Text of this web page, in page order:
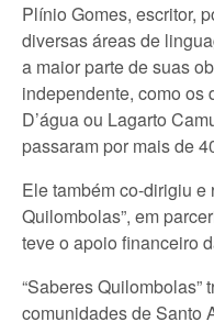
Plínio Gomes, escritor,
diversas áreas de
a maior parte de suas
independente, como os
D’água ou Lagarto
passaram por mais de
Ele também co-dirigiu e
Quilombolas”, em
teve o apoio financeiro
“Saberes Quilombolas”
comunidades de Santo